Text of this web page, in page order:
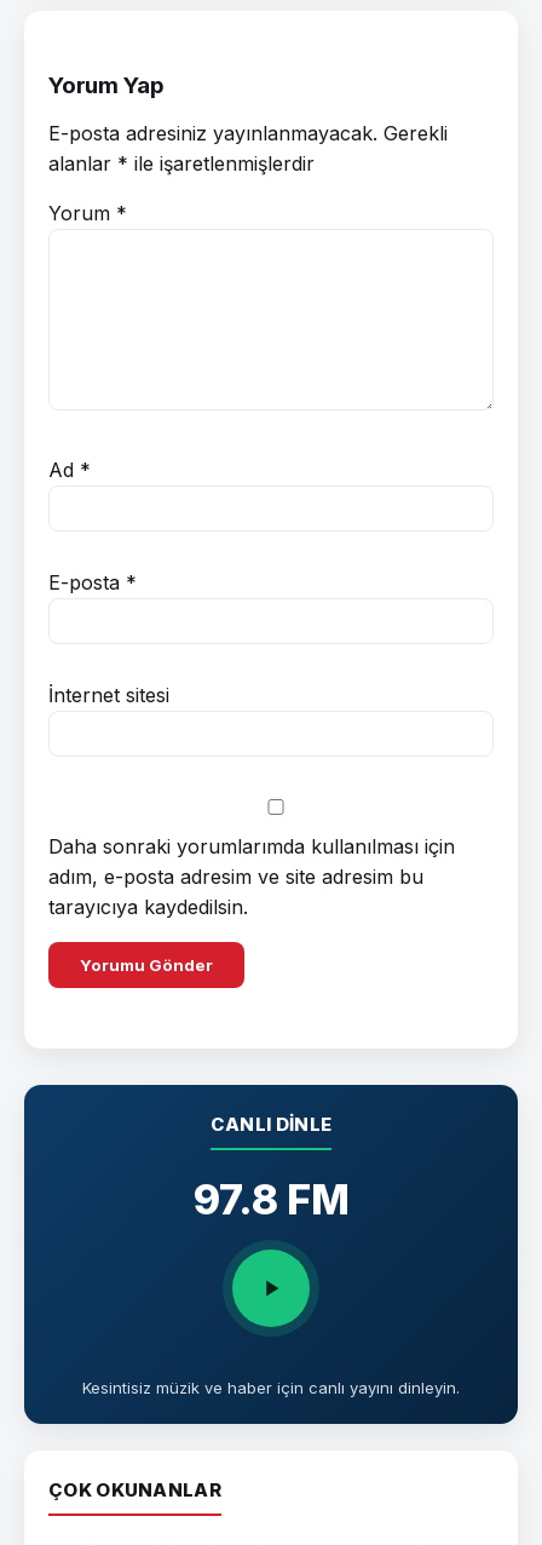
Yorum Yap
E-posta adresiniz yayınlanmayacak. Gerekli
alanlar * ile işaretlenmişlerdir
Yorum *
Ad *
E-posta *
İnternet sitesi
Daha sonraki yorumlarımda kullanılması için
adım, e-posta adresim ve site adresim bu
tarayıcıya kaydedilsin.
CANLI DINLE
97.8 FM
Kesintisiz müzik ve haber için canlı yayını dinleyin.
ÇOK OKUNANLAR